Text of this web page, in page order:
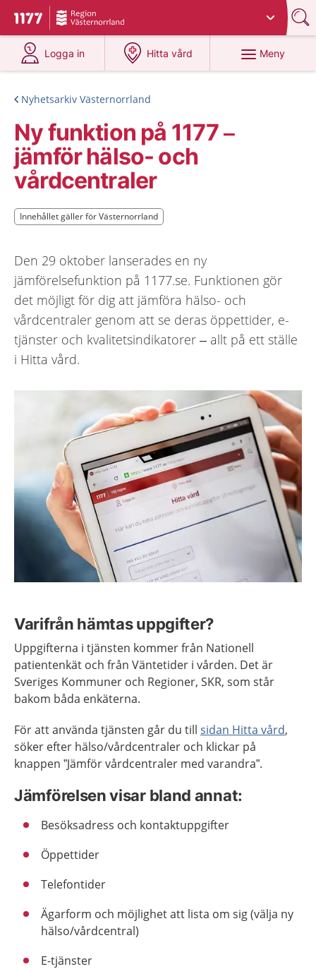
Till startsidan för 1177
Du har valt region
Logga in
på 1177.se
Hitta vård
på 1177.se
Meny
Nyhetsarkiv Västernorrland
Ny funktion på 1177 –
jämför hälso- och
vårdcentraler
Innehållet gäller för Västernorrland
Innehållet gäller för Västernorrland
Den 29 oktober lanserades en ny
jämförelsefunktion på 1177.se. Funktionen gör
det möjligt för dig att jämföra hälso- och
vårdcentraler genom att se deras öppettider, e-
tjänster och kvalitetsindikatorer – allt på ett ställe
i Hitta vård.
Varifrån hämtas uppgifter?
Uppgifterna i tjänsten kommer från Nationell
patientenkät och från Väntetider i vården. Det är
Sveriges Kommuner och Regioner, SKR, som står
bakom båda enkäterna.
För att använda tjänsten går du till sidan Hitta vård,
söker efter hälso/vårdcentraler och klickar på
knappen ”Jämför vårdcentraler med varandra”.
Jämförelsen visar bland annat:
Besöksadress och kontaktuppgifter
Öppettider
Telefontider
Ägarform och möjlighet att lista om sig (välja ny
hälso/vårdcentral)
E-tjänster